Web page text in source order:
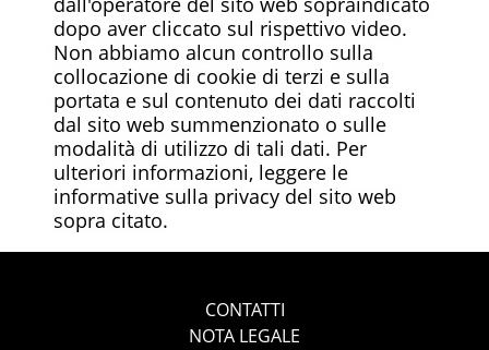
dopo aver cliccato sul rispettivo video.
Non abbiamo alcun controllo sulla
collocazione di cookie di terzi e sulla
portata e sul contenuto dei dati raccolti
dal sito web summenzionato o sulle
modalità di utilizzo di tali dati. Per
ulteriori informazioni, leggere le
informative sulla privacy del sito web
sopra citato.
CONTATTI
NOTA LEGALE